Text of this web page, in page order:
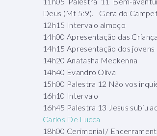
Deus (Mt 5:9). - Geraldo
12h15 Intervalo almoço
14h00 Apresentação das
14h15 Apresentação dos jovens
14h20 Anatasha Meckenna
14h40 Evandro Oliva
15h00 Palestra 12 Não vos
16h10 Intervalo
16h45 Palestra 13 Jesus subiu
Carlos De Lucca
18h00 Cerimonial /